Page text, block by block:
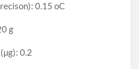
0.15 oC
g
0.2